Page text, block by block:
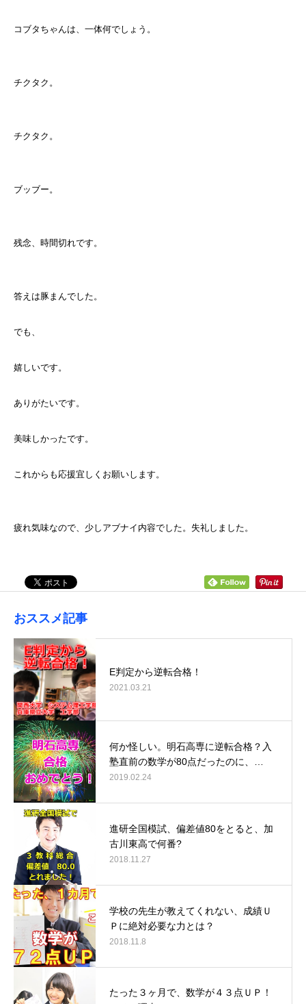
コブタちゃんは、一体何でしょう。
チクタク。
チクタク。
ブッブー。
残念、時間切れです。
答えは豚まんでした。
でも、
嬉しいです。
ありがたいです。
美味しかったです。
これからも応援宜しくお願いします。
疲れ気味なので、少しアブナイ内容でした。失礼しました。
おススメ記事
E判定から逆転合格！
2021.03.21
何か怪しい。明石高専に逆転合格？入
塾直前の数学が80点だったのに、…
2019.02.24
進研全国模試、偏差値80をとると、加
古川東高で何番?
2018.11.27
学校の先生が教えてくれない、成績Ｕ
Ｐに絶対必要な力とは？
2018.11.8
たった３ヶ月で、数学が４３点ＵＰ！